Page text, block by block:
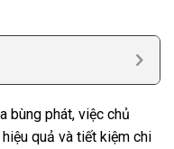
bùng phát, việc chủ
quả và tiết kiệm chi